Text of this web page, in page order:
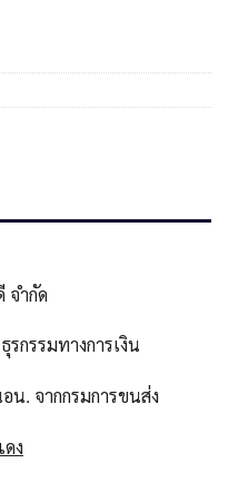
จำกัด
กรรมทางการเงิน
น. จากกรมการขนส่ง
ง